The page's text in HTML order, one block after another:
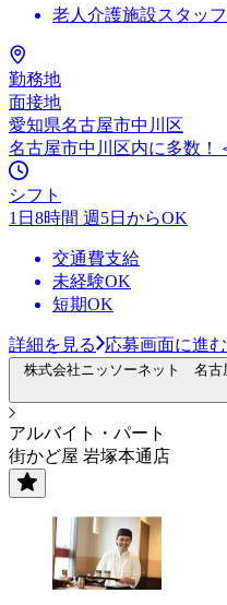
老人介護施設スタッフ
勤務地
面接地
愛知県名古屋市中川区
名古屋市中川区内に多数！
シフト
1日8時間 週5日からOK
交通費支給
未経験OK
短期OK
詳細を見る 応募画面に進む
株式会社ニッソーネット 名古
アルバイト・パート
街かど屋 岩塚本通店